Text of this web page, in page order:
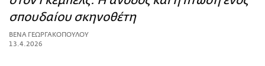
ΑΜΠΑ
PRINT
σπουδαίου σκηνοθέτη
ΒΕΝΑ ΓΕΩΡΓΑΚΟΠΟΥΛΟΥ
13.4.2026